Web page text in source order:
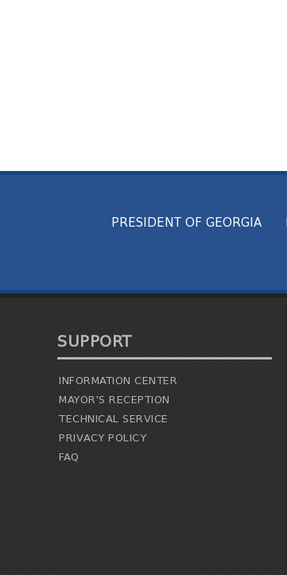
PRESIDENT OF GEORGIA
SUPPORT
INFORMATION CENTER
MAYOR'S RECEPTION
TECHNICAL SERVICE
PRIVACY POLICY
FAQ